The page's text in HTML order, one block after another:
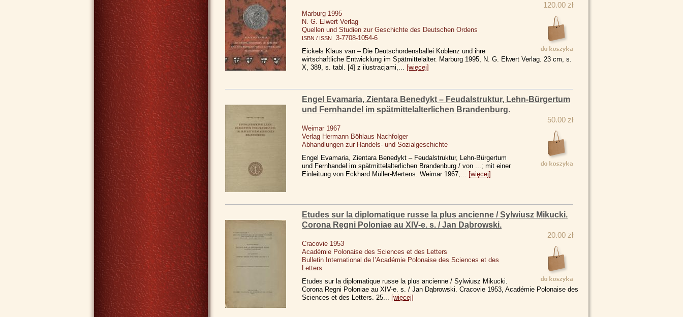
120.00 zł
Marburg 1995
N. G. Elwert Verlag
Quellen und Studien zur Geschichte des Deutschen Ordens
ISBN / ISSN
3-7708-1054-6
Eickels Klaus van – Die Deutschordensballei Koblenz und ihre
wirtschaftliche Entwicklung im Spätmittelalter. Marburg 1995, N. G. Elwert Verlag. 23 cm, s.
X, 389, s. tabl. [4] z ilustracjami,... [więcej]
Engel Evamaria, Zientara Benedykt – Feudalstruktur, Lehn-Bürgertum
und Fernhandel im spätmittelalterlichen Brandenburg.
50.00 zł
Weimar 1967
Verlag Hermann Böhlaus Nachfolger
Abhandlungen zur Handels- und Sozialgeschichte
Engel Evamaria, Zientara Benedykt – Feudalstruktur, Lehn-Bürgertum
und Fernhandel im spätmittelalterlichen Brandenburg / von ...; mit einer
Einleitung von Eckhard Müller-Mertens. Weimar 1967,... [więcej]
Etudes sur la diplomatique russe la plus ancienne / Sylwiusz Mikucki.
Corona Regni Poloniae au XIV-e. s. / Jan Dąbrowski.
20.00 zł
Cracovie 1953
Académie Polonaise des Sciences et des Letters
Bulletin International de l’Académie Polonaise des Sciences et des
Letters
Etudes sur la diplomatique russe la plus ancienne / Sylwiusz Mikucki.
Corona Regni Poloniae au XIV-e. s. / Jan Dąbrowski. Cracovie 1953, Académie Polonaise des
Sciences et des Letters. 25... [więcej]